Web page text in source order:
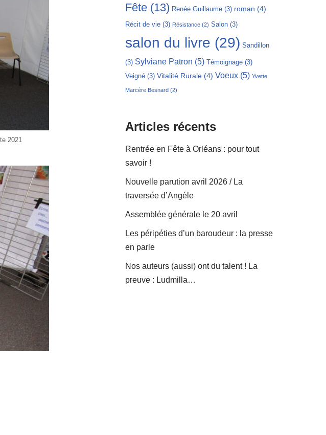
2021
Fête (13) Renée Guillaume (3) roman (4)
Récit de vie (3) Résistance (2) Salon (3)
salon du livre (29) Sandillon
(3) Sylviane Patron (5) Témoignage (3)
Veigné (3) Vitalité Rurale (4) Voeux (5) Yvette
Marcère Besnard (2)
Articles récents
Rentrée en Fête à Orléans : pour tout
savoir !
Nouvelle parution avril 2026 / La
traversée d’Angèle
Assemblée générale le 20 avril
Les péripéties d’un baroudeur : la presse
en parle
Nos auteurs (aussi) ont du talent ! La
preuve : Ludmilla…